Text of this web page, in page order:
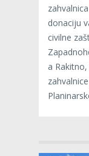
donaciju
civilne
a